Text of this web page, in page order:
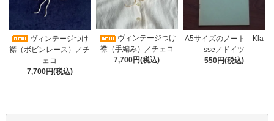
ヴィンテージつけ
襟（ボビンレース）／チ
ェコ
7,700円(税込)
ヴィンテージつけ
襟（手編み）／チェコ
7,700円(税込)
A5サイズのノート Kla
sse／ドイツ
550円(税込)